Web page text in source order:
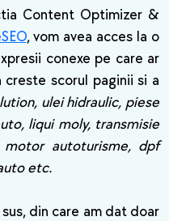
Content Optimizer &
, vom avea acces la o
conexe pe care ar
scorul paginii si a
ulei hidraulic, piese
liqui moly, transmisie
autoturisme, dpf
etc.
din care am dat doar